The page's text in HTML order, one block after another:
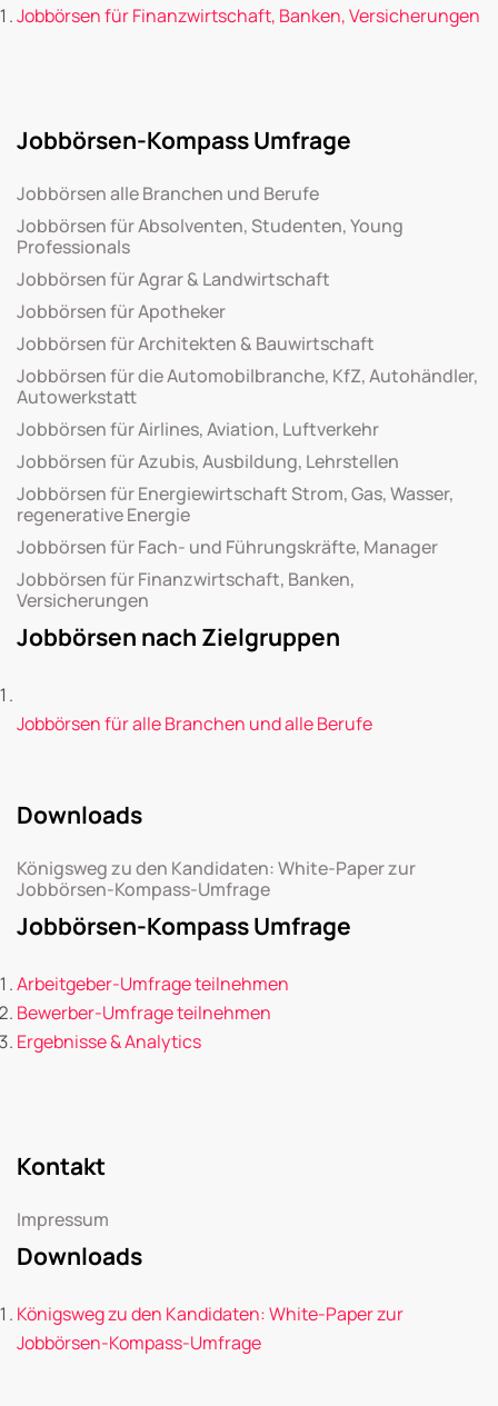
Jobbörsen für Finanzwirtschaft, Banken, Versicherungen
Jobbörsen-Kompass Umfrage
Jobbörsen alle Branchen und Berufe
Jobbörsen für Absolventen, Studenten, Young
Professionals
Jobbörsen für Agrar & Landwirtschaft
Jobbörsen für Apotheker
Jobbörsen für Architekten & Bauwirtschaft
Jobbörsen für die Automobilbranche, KfZ, Autohändler,
Autowerkstatt
Jobbörsen für Airlines, Aviation, Luftverkehr
Jobbörsen für Azubis, Ausbildung, Lehrstellen
Jobbörsen für Energiewirtschaft Strom, Gas, Wasser,
regenerative Energie
Jobbörsen für Fach- und Führungskräfte, Manager
Jobbörsen für Finanzwirtschaft, Banken,
Versicherungen
Jobbörsen nach Zielgruppen
Jobbörsen für alle Branchen und alle Berufe
Downloads
Königsweg zu den Kandidaten: White-Paper zur
Jobbörsen-Kompass-Umfrage
Jobbörsen-Kompass Umfrage
Arbeitgeber-Umfrage teilnehmen
Bewerber-Umfrage teilnehmen
Ergebnisse & Analytics
Kontakt
Impressum
Downloads
Königsweg zu den Kandidaten: White-Paper zur
Jobbörsen-Kompass-Umfrage